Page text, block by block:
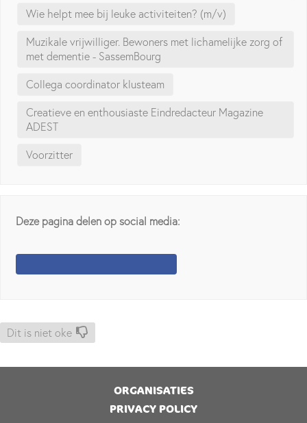
Wie helpt mee bij leuke activiteiten? (m/v)
Muzikale vrijwilliger. Bewoners met lichamelijke zorg of
met dementie - SassemBourg
Collega coordinator klusteam
Creatieve en enthousiaste Eindredacteur Magazine
ADEST
Voorzitter
Deze pagina delen op social media:
Dit is niet oke
ORGANISATIES
PRIVACY POLICY